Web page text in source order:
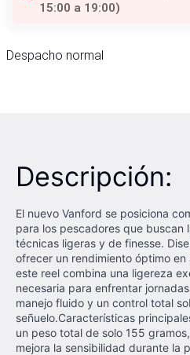
15:00 a 19:00)
Despacho normal
Descripción:
El nuevo Vanford se posiciona
para los pescadores que buscan
técnicas ligeras y de finesse.
ofrecer un rendimiento óptimo
este reel combina una ligereza
necesaria para enfrentar
manejo fluido y un control total
señuelo.Características
un peso total de solo 155
mejora la sensibilidad durante la